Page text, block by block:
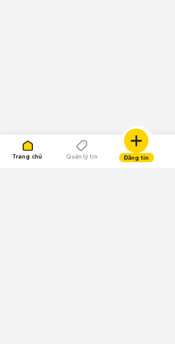
Trang chủ Quản lý tin Đăng tin